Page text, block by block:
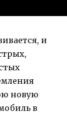
и
новую
в